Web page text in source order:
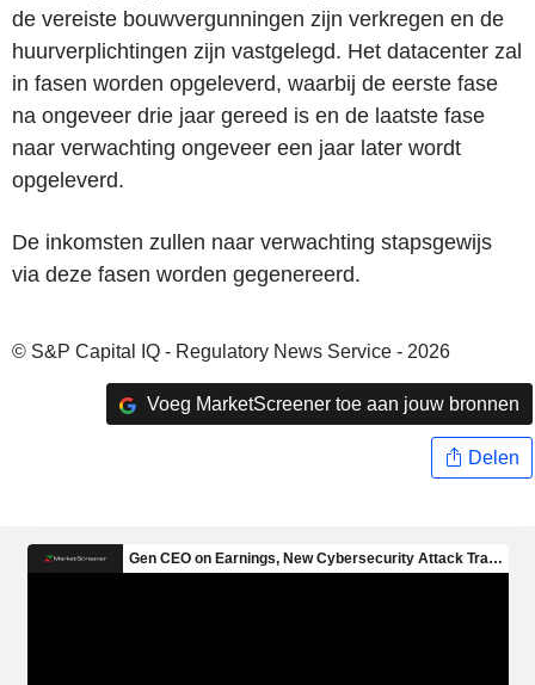
de vereiste bouwvergunningen zijn verkregen en de
huurverplichtingen zijn vastgelegd. Het datacenter zal
in fasen worden opgeleverd, waarbij de eerste fase
na ongeveer drie jaar gereed is en de laatste fase
naar verwachting ongeveer een jaar later wordt
opgeleverd.
De inkomsten zullen naar verwachting stapsgewijs
via deze fasen worden gegenereerd.
© S&P Capital IQ - Regulatory News Service - 2026
Voeg MarketScreener toe aan jouw bronnen
Delen